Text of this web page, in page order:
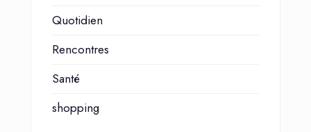
Quotidien
Rencontres
Santé
shopping